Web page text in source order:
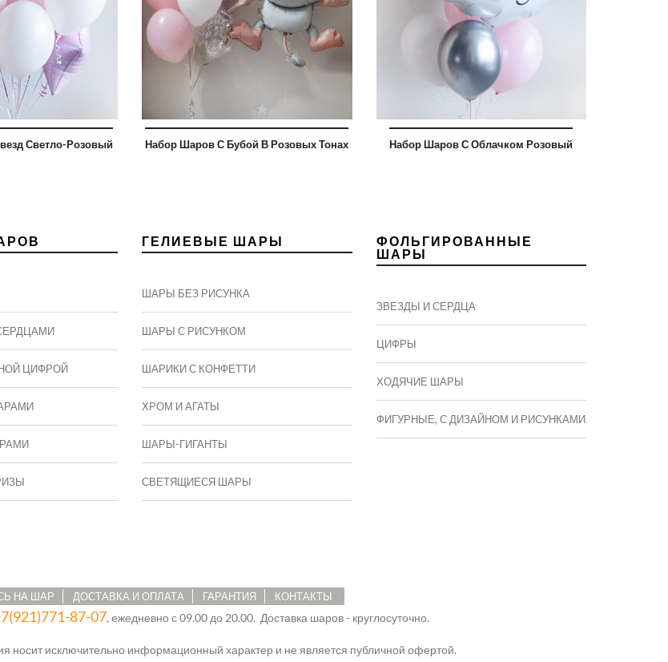
Светло-Розовый Набор Шаров С Бубой В Розовых Тонах Набор Шаров С Облачком Розовый
ЦИФРОЙ
ГЕЛИЕВЫЕ ШАРЫ
ШАРЫ БЕЗ РИСУНКА
ШАРЫ С РИСУНКОМ
ШАРИКИ С КОНФЕТТИ
ХРОМ И АГАТЫ
ШАРЫ-ГИГАНТЫ
СВЕТЯЩИЕСЯ ШАРЫ
ФОЛЬГИРОВАННЫЕ
ШАРЫ
ЗВЕЗДЫ И СЕРДЦА
ЦИФРЫ
ХОДЯЧИЕ ШАРЫ
ФИГУРНЫЕ, С ДИЗАЙНОМ И РИСУНКАМИ
НА ШАР ДОСТАВКА И ОПЛАТА ГАРАНТИЯ КОНТАКТЫ
87-07, ежедневно с 09.00 до 20.00. Доставка шаров - круглосуточно.
носит исключительно информационный характер и не является публичной офертой.